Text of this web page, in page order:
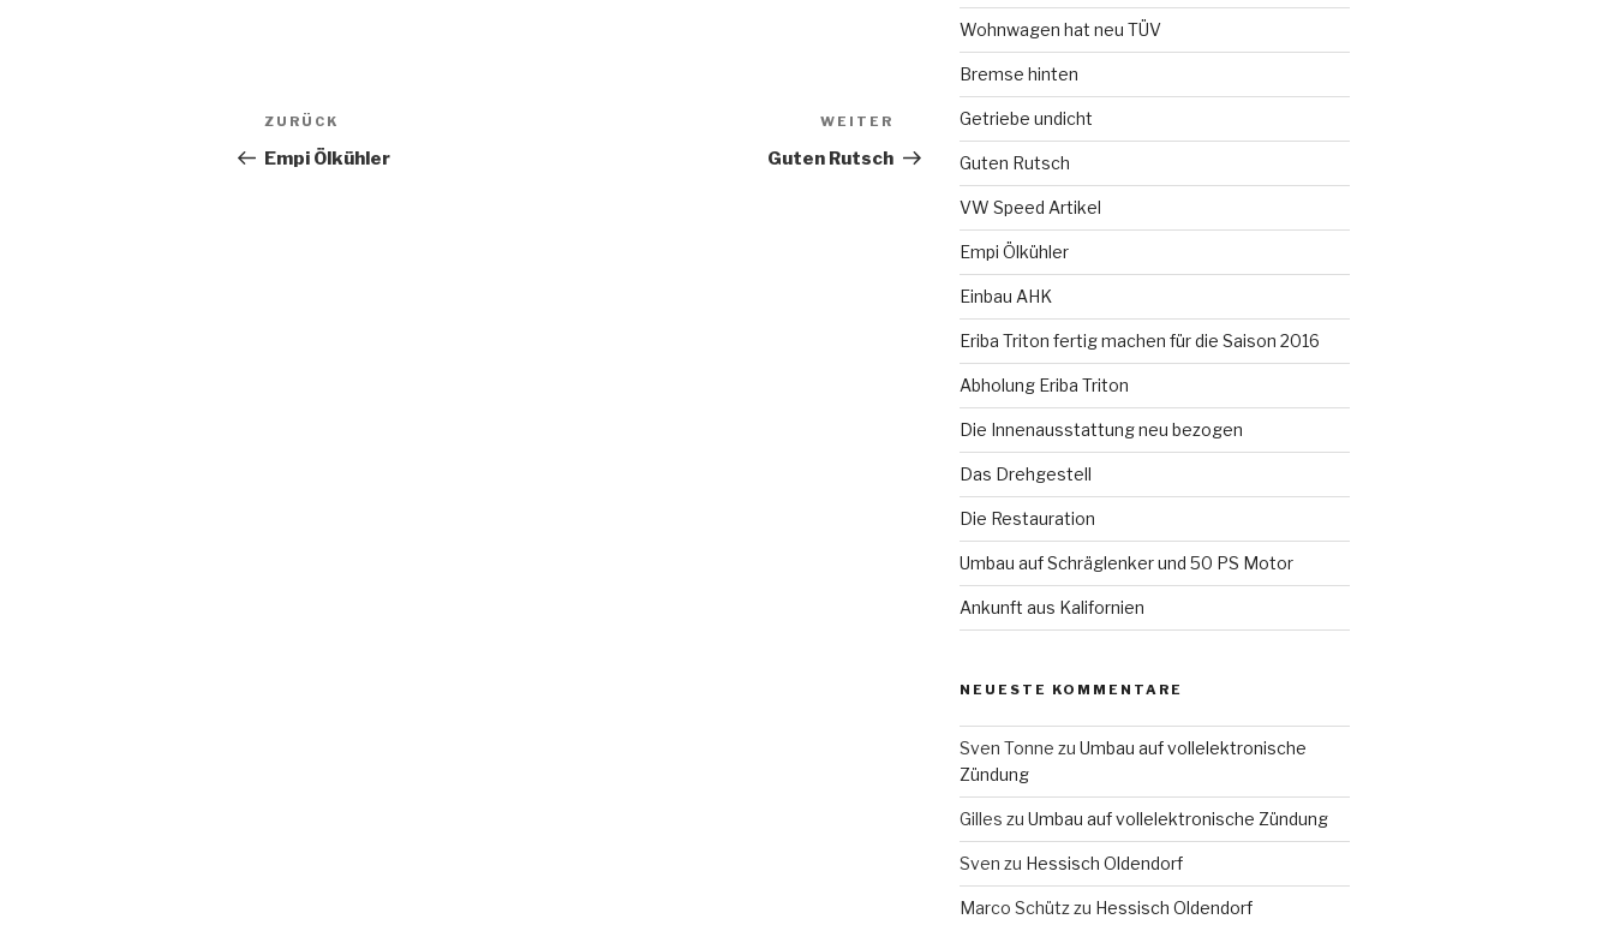
Beitragsnavigation
Vorheriger
Beitrag
ZURÜCK
Empi Ölkühler
Nächster
Beitrag
WEITER
Guten Rutsch
Wohnwagen hat neu TÜV
Bremse hinten
Getriebe undicht
Guten Rutsch
VW Speed Artikel
Empi Ölkühler
Einbau AHK
Eriba Triton fertig machen für die Saison 2016
Abholung Eriba Triton
Die Innenausstattung neu bezogen
Das Drehgestell
Die Restauration
Umbau auf Schräglenker und 50 PS Motor
Ankunft aus Kalifornien
NEUESTE KOMMENTARE
Sven Tonne zu Umbau auf vollelektronische
Zündung
Gilles zu Umbau auf vollelektronische Zündung
Sven zu Hessisch Oldendorf
Marco Schützzu Hessisch Oldendorf